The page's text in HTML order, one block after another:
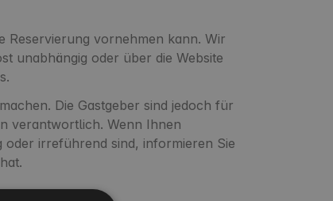
Reservierung vornehmen kann. Wir
unabhängig oder über die Website
Die Gastgeber sind jedoch für
verantwortlich. Wenn Ihnen
irreführend sind, informieren Sie